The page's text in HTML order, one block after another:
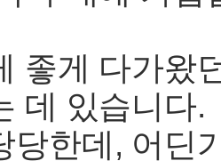
좋게 다가왔
데 있습니다.
당한데, 어딘